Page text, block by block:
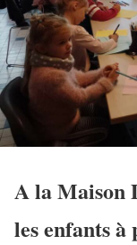
A la Maison
les enfants